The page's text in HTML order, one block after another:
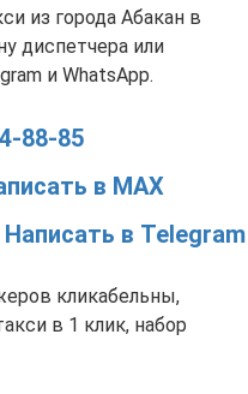
из города Абакан в
диспетчера или
и WhatsApp.
88-85
в MAX
Написать в Telegram
кликабельны,
в 1 клик, набор